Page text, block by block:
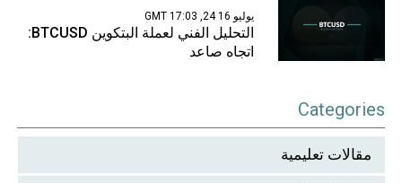
يوليو 16 24, 17:03 GMT
التحليل الفني لعملة البتكوين BTCUSD:
اتجاه صاعد
Categories
مقالات تعليمية